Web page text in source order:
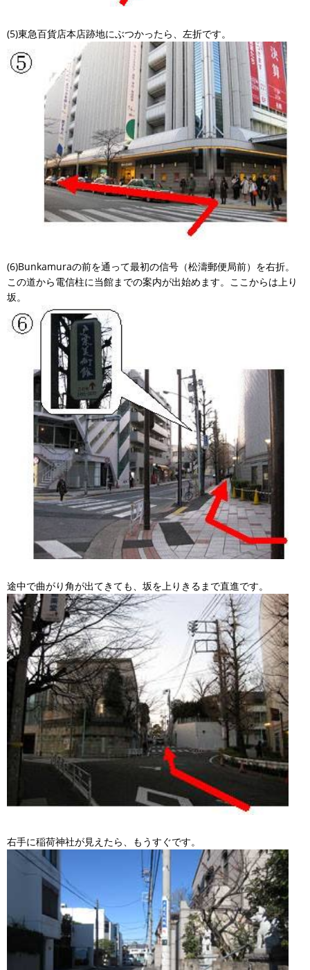
(5)東急百貨店本店跡地にぶつかったら、左折です。
(6)Bunkamuraの前を通って最初の信号（松濤郵便局前）を右折。
この道から電信柱に当館までの案内が出始めます。ここからは上り
坂。
途中で曲がり角が出てきても、坂を上りきるまで直進です。
右手に稲荷神社が見えたら、もうすぐです。